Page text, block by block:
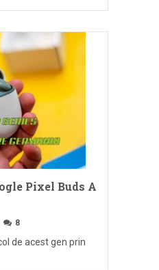
Pixel Buds A
8
de acest gen prin